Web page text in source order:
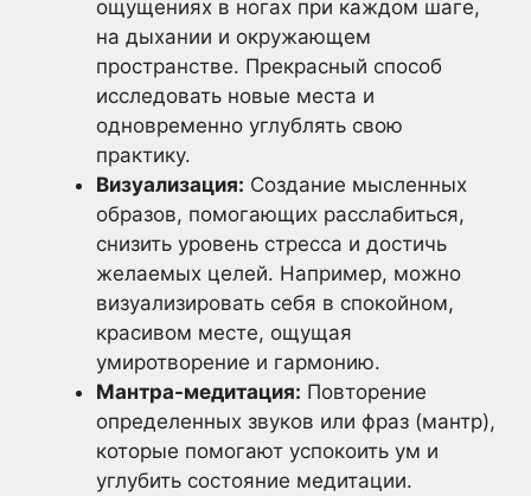
ощущениях в ногах при каждом шаге,
на дыхании и окружающем
пространстве. Прекрасный способ
исследовать новые места и
одновременно углублять свою
практику.
Визуализация: Создание мысленных
образов, помогающих расслабиться,
снизить уровень стресса и достичь
желаемых целей. Например, можно
визуализировать себя в спокойном,
красивом месте, ощущая
умиротворение и гармонию.
Мантра-медитация: Повторение
определенных звуков или фраз (мантр),
которые помогают успокоить ум и
углубить состояние медитации.